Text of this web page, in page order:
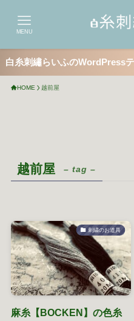
MENU
白糸刺繡らいふのWordPress
HOME 越前屋
越前屋 – tag –
刺繍のお道具
麻糸【BOCKEN】の色糸